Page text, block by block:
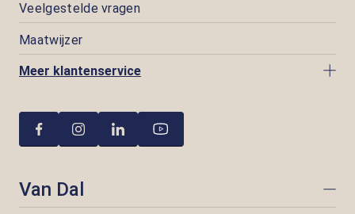
Veelgestelde vragen
Maatwijzer
Meer klantenservice
Van Dal